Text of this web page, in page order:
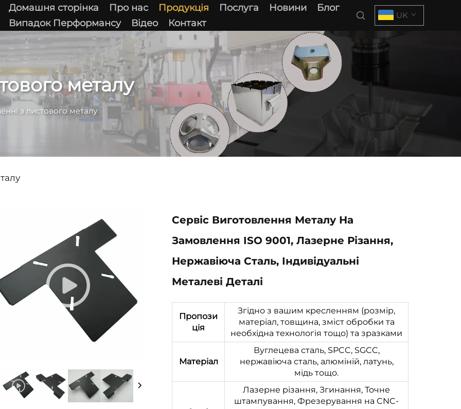
Домашня сторінка Про нас Продукція Послуга Новини
Блог
Випадок Перформансу
Відео Контакт
UK
металу
з листового металу
Сервіс Виготовлення Металу На
Замовлення ISO 9001, Лазерне Різання,
Нержавіюча Сталь, Індивідуальні
Металеві Деталі
Пропози
ція
Згідно з вашим кресленням (розмір,
матеріал, товщина, зміст обробки та
необхідна технологія тощо) та зразками
Матеріал
Вуглецева сталь, SPCC, SGCC,
нержавіюча сталь, алюміній, латунь,
мідь тощо.
Лазерне різання, Згинання, Точне
штампування, Фрезерування на CNC-